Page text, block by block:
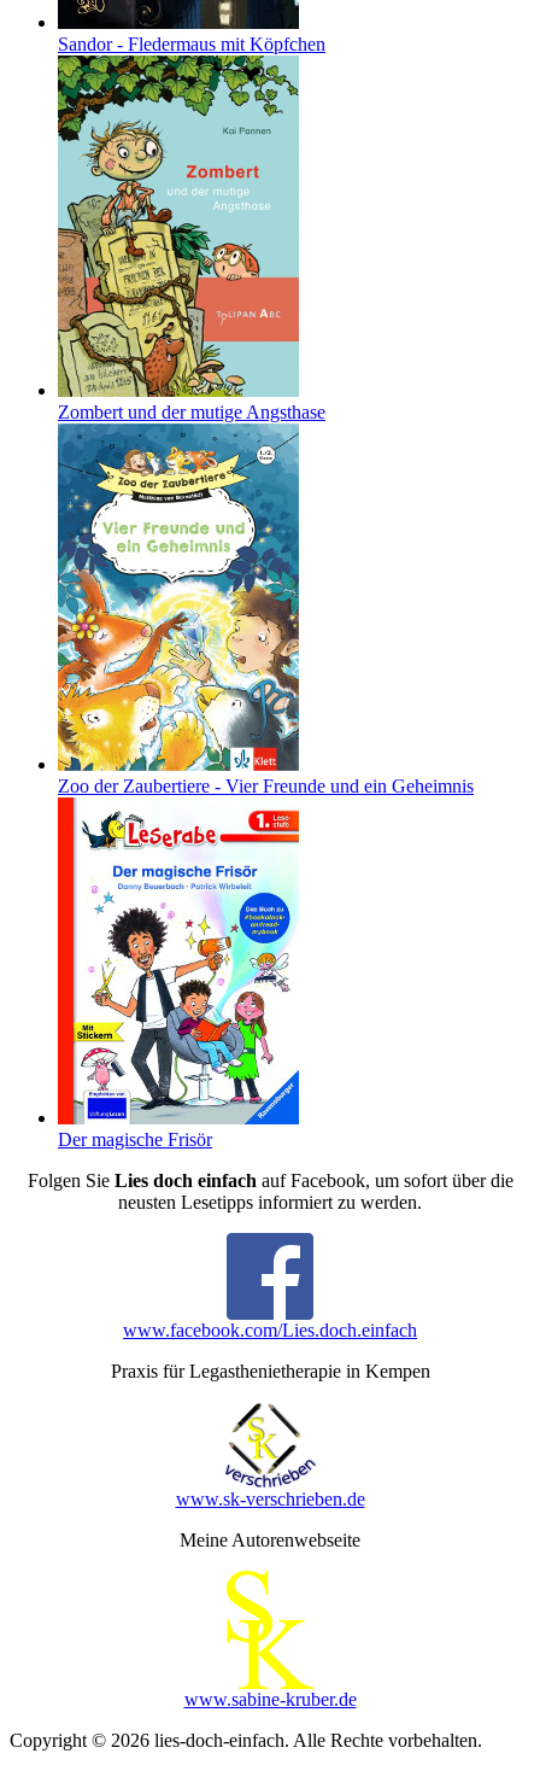
Sandor - Fledermaus mit Köpfchen
Zombert und der mutige Angsthase
Zoo der Zaubertiere - Vier Freunde und ein Geheimnis
Der magische Frisör
Folgen Sie Lies doch einfach auf Facebook, um sofort über die
neusten Lesetipps informiert zu werden.
www.facebook.com/Lies.doch.einfach
Praxis für Legasthenietherapie in Kempen
www.sk-verschrieben.de
Meine Autorenwebseite
www.sabine-kruber.de
Copyright © 2026 lies-doch-einfach. Alle Rechte vorbehalten.